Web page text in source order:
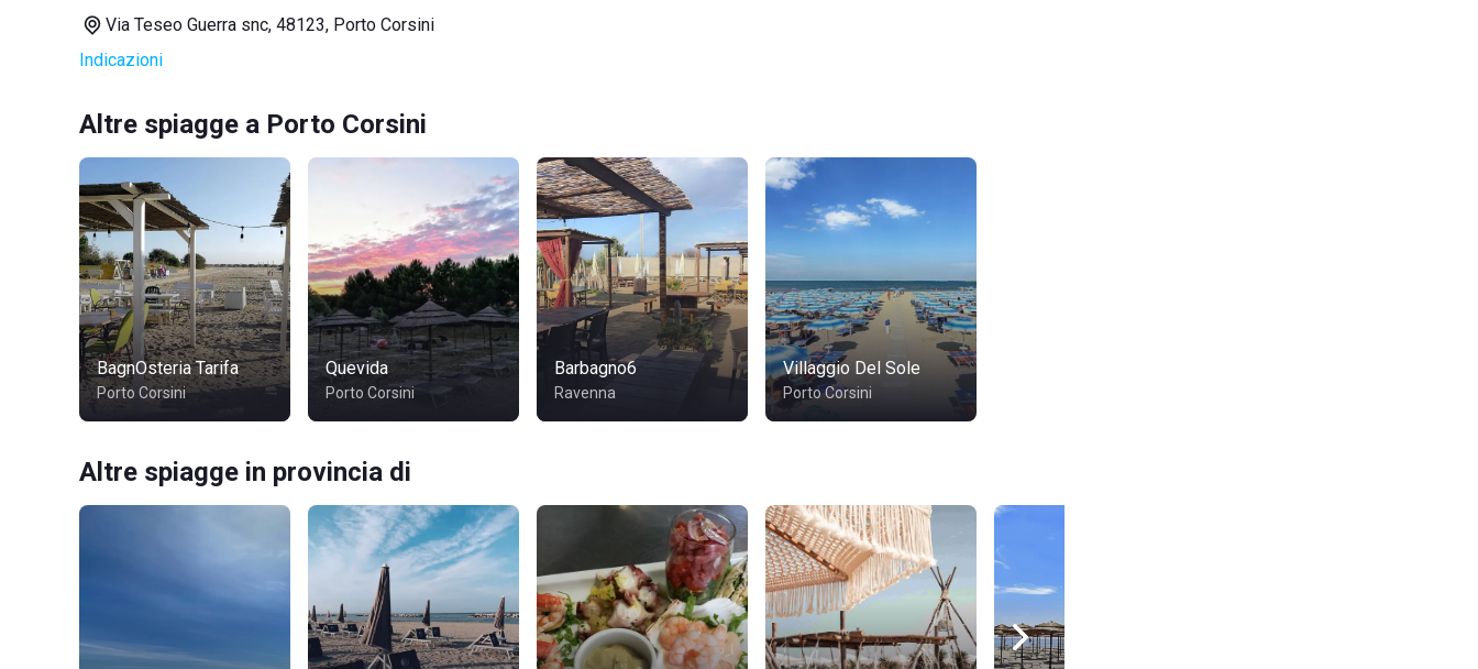
Via Teseo Guerra snc, 48123, Porto Corsini
Indicazioni
Altre spiagge a Porto Corsini
BagnOsteria Tarifa
Porto Corsini
Quevida
Porto Corsini
Barbagno6
Ravenna
Villaggio Del Sole
Porto Corsini
Altre spiagge in provincia di